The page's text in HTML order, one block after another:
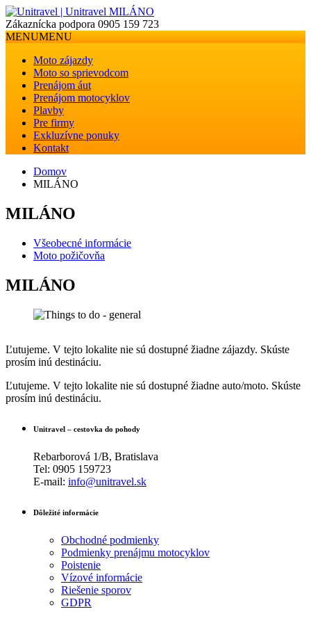
Zákaznícka podpora 0905 159 723
MENUMENU
Moto zájazdy
Moto so sprievodcom
Prenájom áut
Prenájom motocyklov
Plavby
Pre firmy
Exkluzívne ponuky
Kontakt
Domov
MILÁNO
MILÁNO
Všeobecné informácie
Moto požičovňa
MILÁNO
Ľutujeme. V tejto lokalite nie sú dostupné žiadne zájazdy. Skúste
prosím inú destináciu.
Ľutujeme. V tejto lokalite nie sú dostupné žiadne auto/moto. Skúste
prosím inú destináciu.
Unitravel – cestovka do pohody
Rebarborová 1/B, Bratislava
Tel: 0905 159723
E-mail: info@unitravel.sk
Dôležité informácie
Obchodné podmienky
Podmienky prenájmu motocyklov
Poistenie
Vízové informácie
Riešenie sporov
GDPR